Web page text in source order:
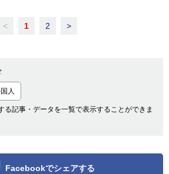
< 1 2 >
人
る記事・データを一覧で表示することができま
Facebookでシェアする